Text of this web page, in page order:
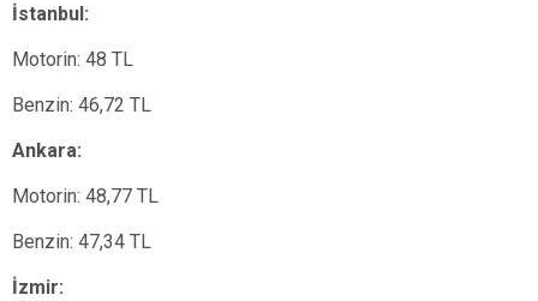
İstanbul:
Motorin: 48 TL
Benzin: 46,72 TL
Ankara:
Motorin: 48,77 TL
Benzin: 47,34 TL
İzmir: